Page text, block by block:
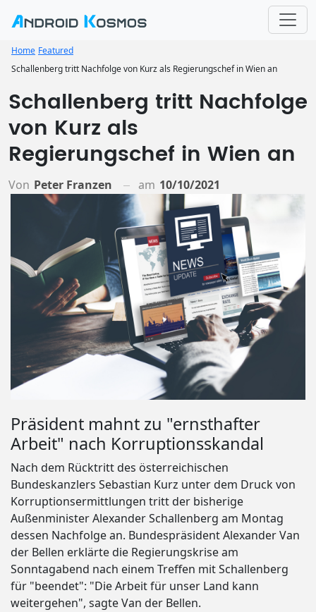
Home Featured
Schallenberg tritt Nachfolge von Kurz als Regierungschef in Wien an
Schallenberg tritt Nachfolge
von Kurz als
Regierungschef in Wien an
Von Peter Franzen am 10/10/2021
Präsident mahnt zu "ernsthafter
Arbeit" nach Korruptionsskandal
Nach dem Rücktritt des österreichischen
Bundeskanzlers Sebastian Kurz unter dem Druck von
Korruptionsermittlungen tritt der bisherige
Außenminister Alexander Schallenberg am Montag
dessen Nachfolge an. Bundespräsident Alexander Van
der Bellen erklärte die Regierungskrise am
Sonntagabend nach einem Treffen mit Schallenberg
für "beendet": "Die Arbeit für unser Land kann
weitergehen", sagte Van der Bellen.